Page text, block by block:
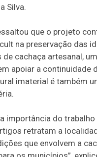
Silva.
que o projeto
na preservação das
cachaça artesanal,
apoiar a continuidade
imaterial é também
importância do
retratam a
que envolvem a